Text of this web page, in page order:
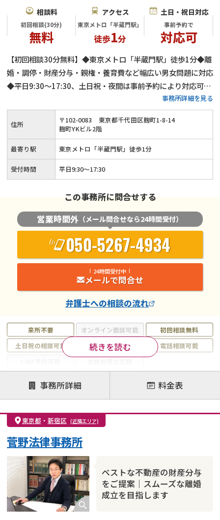
相談料
初回相談(30分)
無料
アクセス
東京メトロ「半蔵門駅」
徒歩1分
土日・祝日対応
事前予約で
対応可
【初回相談30分無料】◆東京メトロ「半蔵門駅」徒歩1分◆離
婚・調停・財産分与・親権・養育費など幅広い男女問題に対応
◆平日9:30～17:30、土日祝・夜間は事前予約により対応可◆
可能な限り話し合いで進め、迅速な事件解決を目指します
事務所詳細を見る
来所不要 オンライン面談可能
初回相談無料
土日祝の相談可能
19時以降電話可能
電話相談可能
注力案件
離婚前相談
離婚調停
離婚裁判
親権・面会交流権
DV
モラハラ
不貞・不倫慰謝料請求
国際離婚
財産分与
続きを読む
住所 〒102-0083
東京都千代田区麹町1-8-14
麹町YKビル2階
最寄り駅 東京メトロ「半蔵門駅」徒歩1分
受付時間 平日9:30〜17:30
この事務所に問合せする
営業時間外 （メール問合せなら24時間受付）
050-5267-4934
24時間受付中
メールで問合せ
弁護士への相談の流れ
事務所詳細 料金表
東京都 ・ 新宿区 (近隣エリア)
ベストな不動産の財産分与
をご提案｜スムーズな離婚
成立を目指します
菅野法律事務所